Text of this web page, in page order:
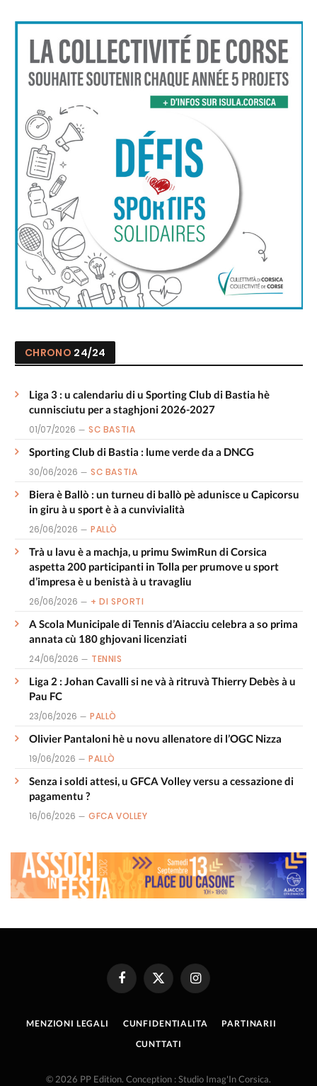
CHRONO 24/24
Liga 3 : u calendariu di u Sporting Club di Bastia hè
cunnisciutu per a staghjoni 2026-2027
01/07/2026 SC BASTIA
Sporting Club di Bastia : lume verde da a DNCG
30/06/2026 SC BASTIA
Biera è Ballò : un turneu di ballò pè adunisce u Capicorsu
in giru à u sport è à a cunvivialità
26/06/2026 PALLÒ
Trà u lavu è a machja, u primu SwimRun di Corsica
aspetta 200 participanti in Tolla per prumove u sport
d’impresa è u benistà à u travagliu
26/06/2026 + DI SPORTI
A Scola Municipale di Tennis d’Aiacciu celebra a so prima
annata cù 180 ghjovani licenziati
24/06/2026 TENNIS
Liga 2 : Johan Cavalli si ne và à ritruvà Thierry Debès à u
Pau FC
23/06/2026 PALLÒ
Olivier Pantaloni hè u novu allenatore di l’OGC Nizza
19/06/2026 PALLÒ
Senza i soldi attesi, u GFCA Volley versu a cessazione di
pagamentu ?
16/06/2026 GFCA VOLLEY
FacebookX
(Twitter)
Instagram
MENZIONI LEGALI CUNFIDENTIALITA
PARTINARII
CUNTTATI
© 2026 PP Edition. Conception : Studio Imag'In Corsica.